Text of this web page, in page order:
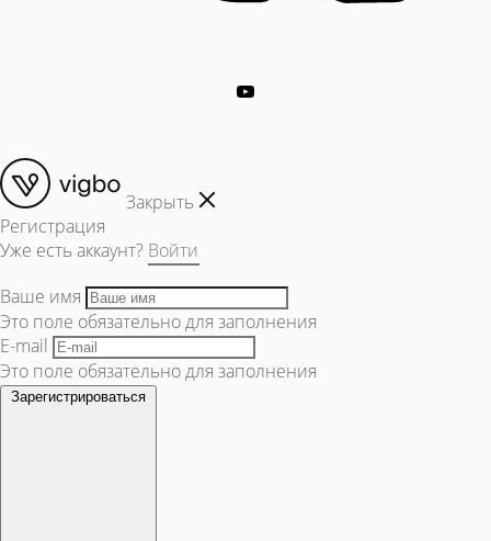
Закрыть
Регистрация
Уже есть аккаунт? Войти
Ваше имя
Это поле обязательно для заполнения
E-mail
Это поле обязательно для заполнения
Зарегистрироваться